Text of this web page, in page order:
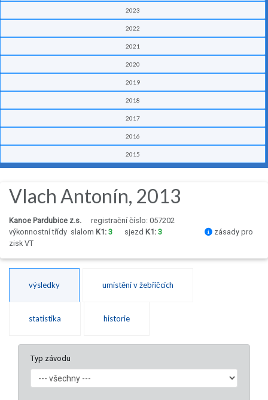
2023
2022
2021
2020
2019
2018
2017
2016
2015
Vlach Antonín, 2013
Kanoe Pardubice z.s.
registrační číslo: 057202
výkonnostní třídy slalom K1: 3 sjezd K1: 3
zásady pro
zisk VT
výsledky umístění v žebříčcích
statistika historie
Typ závodu